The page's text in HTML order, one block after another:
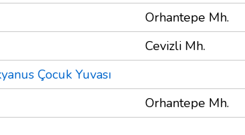
Orhantepe Mh.
Cevizli Mh.
Çocuk Yuvası
Orhantepe Mh.